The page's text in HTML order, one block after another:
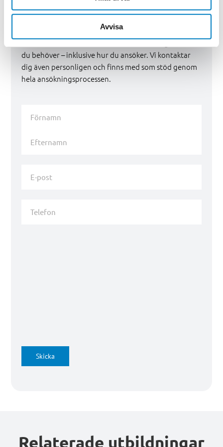
Avvisa
Skicka in en intresseanmälan så skickar vi dig all info
du behöver – inklusive hur du ansöker. Vi kontaktar
dig även personligen och finns med som stöd genom
hela ansökningsprocessen.
post *
Skicka
Relaterade utbildningar